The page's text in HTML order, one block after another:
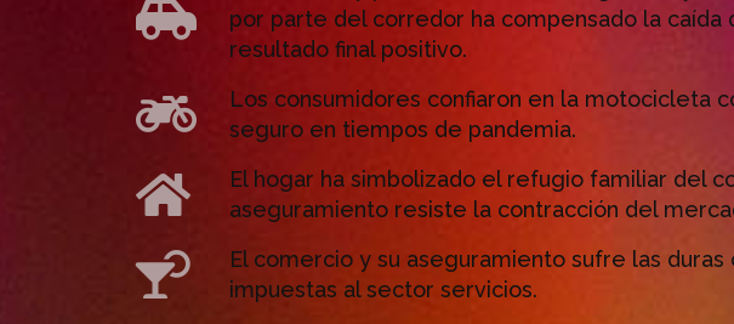
por parte del corredor ha compensado la caída
resultado final positivo.
Los consumidores confiaron en la motocicleta
seguro en tiempos de pandemia.
El hogar ha simbolizado el refugio familiar del
aseguramiento resiste la contracción del
El comercio y su aseguramiento sufre las
impuestas al sector servicios.